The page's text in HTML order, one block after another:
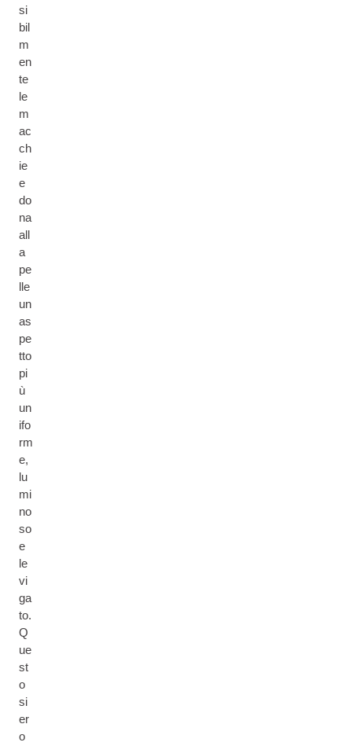
si
bil
m
en
te
le
m
ac
ch
ie
e
do
na
all
a
pe
lle
un
as
pe
tto
pi
ù
un
ifo
rm
e,
lu
mi
no
so
e
le
vi
ga
to.
Q
ue
st
o
si
er
o